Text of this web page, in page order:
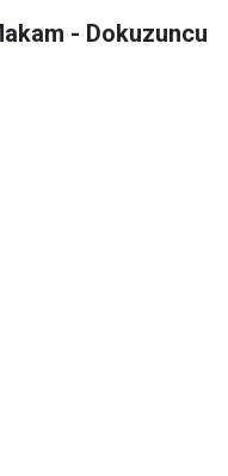
- Dokuzuncu